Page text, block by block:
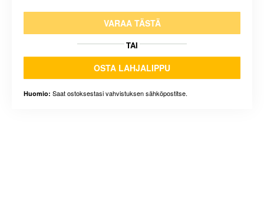
VARAA TÄSTÄ
TAI
OSTA LAHJALIPPU
Huomio: Saat ostoksestasi vahvistuksen sähköpostitse.